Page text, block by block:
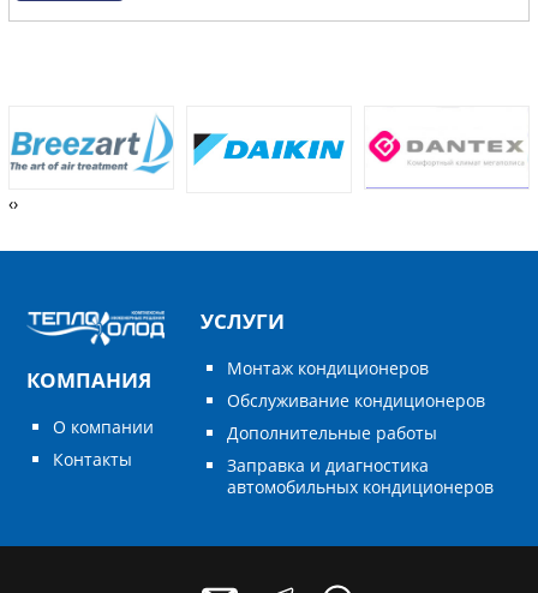
‹›
КОМПАНИЯ
О компании
Контакты
УСЛУГИ
Монтаж кондиционеров
Обслуживание кондиционеров
Дополнительные работы
Заправка и диагностика
автомобильных кондиционеров